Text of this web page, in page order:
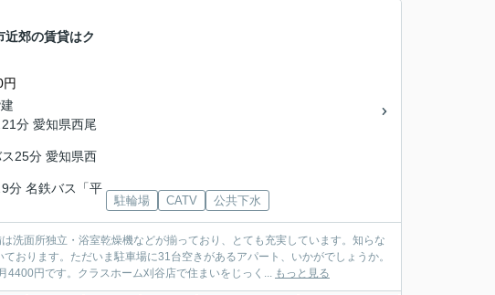
郊の賃貸はク
21分 愛知県西尾
ス25分 愛知県西
9分 名鉄バス「平
駐輪場 CATV 公共下水
洗面所独立・浴室乾燥機などが揃っており、とても充実しています。知らな
おります。ただいま駐車場に31台空きがあるアパート、いかがでしょうか。
4400円です。クラスホーム刈谷店で住まいをじっく... もっと見る